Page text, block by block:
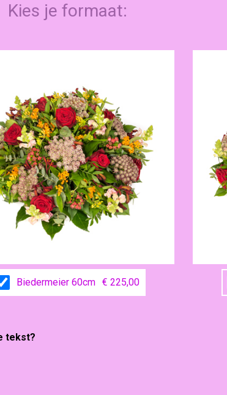
Kies je formaat:
Biedermeier 60cm € 225,00
tekst?